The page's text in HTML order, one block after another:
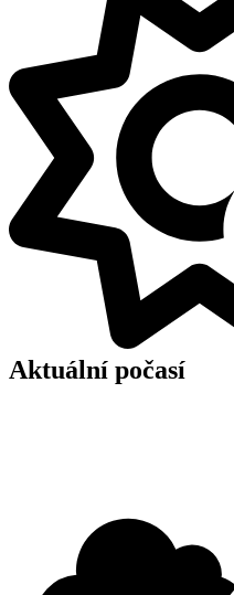
Aktuální počasí